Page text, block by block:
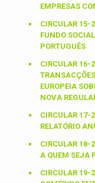
EMPRESAS
CIRCULAR 15-
FUNDO
PORTUGUÊS
CIRCULAR 16-
EUROPEIA
NOVA
CIRCULAR 17-
RELATÓRIO
CIRCULAR 18-
A QUEM SEJA
CIRCULAR 19-